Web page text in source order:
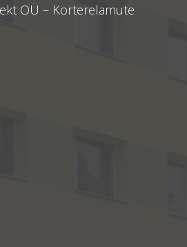
60
OÜ – Korterelamute